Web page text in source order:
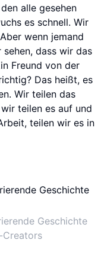
alle gesehen
es schnell. Wir
wenn jemand
dass wir das
Freund von der
Das heißt, es
Wir teilen das
teilen es auf und
teilen wir es in
Geschichte
Creators